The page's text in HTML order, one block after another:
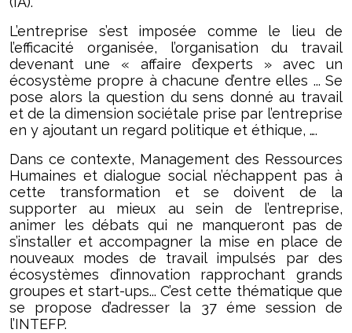
L’entreprise s’est imposée comme le lieu de
l’efficacité organisée, l’organisation du travail
devenant une « affaire d’experts » avec un
écosystème propre à chacune d’entre elles ... Se
pose alors la question du sens donné au travail
et de la dimension sociétale prise par l’entreprise
en y ajoutant un regard politique et éthique, ….
Dans ce contexte, Management des Ressources
Humaines et dialogue social n’échappent pas à
cette transformation et se doivent de la
supporter au mieux au sein de l’entreprise,
animer les débats qui ne manqueront pas de
s’installer et accompagner la mise en place de
nouveaux modes de travail impulsés par des
écosystèmes d’innovation rapprochant grands
groupes et start-ups... C’est cette thématique que
se propose d’adresser la 37 éme session de
l’INTEFP.